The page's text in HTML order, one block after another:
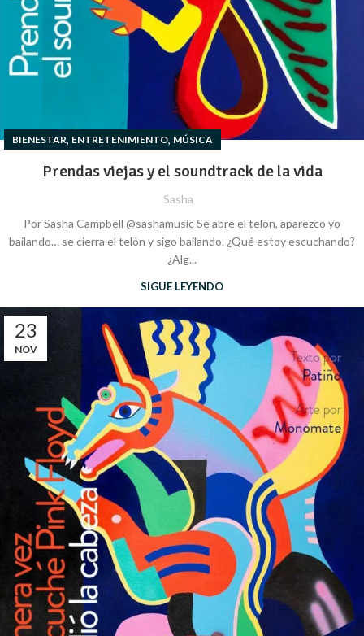
BIENESTAR, ENTRETENIMIENTO, MÚSICA
Prendas viejas y el soundtrack de la vida
Sasha
Por Sasha Campbell @sashamusic Se abre el telón, aparezco yo
bailando… se cierra el telón y sigo bailando. ¿Qué estoy escuchando?
¿Alg...
SIGUE LEYENDO
23
NOV